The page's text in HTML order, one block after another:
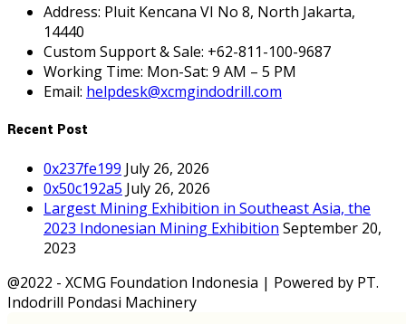
Address: Pluit Kencana VI No 8, North Jakarta,
14440
Custom Support & Sale: +62-811-100-9687
Working Time: Mon-Sat: 9 AM – 5 PM
Email: helpdesk@xcmgindodrill.com
Recent Post
0x237fe199 July 26, 2026
0x50c192a5 July 26, 2026
Largest Mining Exhibition in Southeast Asia, the
2023 Indonesian Mining Exhibition September 20,
2023
@2022 - XCMG Foundation Indonesia | Powered by PT.
Indodrill Pondasi Machinery